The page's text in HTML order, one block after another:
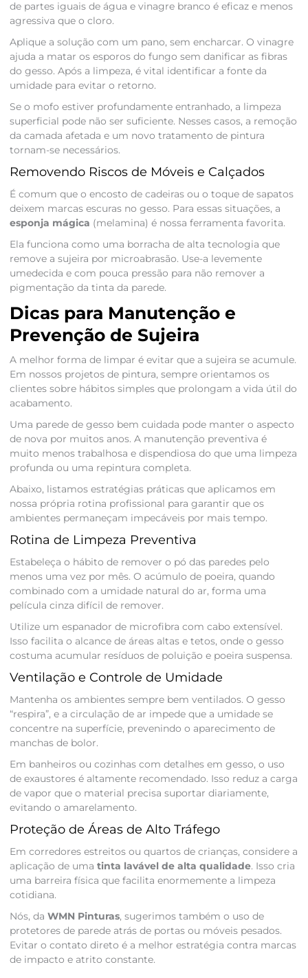
de partes iguais de água e vinagre branco é eficaz e menos
agressiva que o cloro.
Aplique a solução com um pano, sem encharcar. O vinagre
ajuda a matar os esporos do fungo sem danificar as fibras
do gesso. Após a limpeza, é vital identificar a fonte da
umidade para evitar o retorno.
Se o mofo estiver profundamente entranhado, a limpeza
superficial pode não ser suficiente. Nesses casos, a remoção
da camada afetada e um novo tratamento de pintura
tornam-se necessários.
Removendo Riscos de Móveis e Calçados
É comum que o encosto de cadeiras ou o toque de sapatos
deixem marcas escuras no gesso. Para essas situações, a
esponja mágica (melamina) é nossa ferramenta favorita.
Ela funciona como uma borracha de alta tecnologia que
remove a sujeira por microabrasão. Use-a levemente
umedecida e com pouca pressão para não remover a
pigmentação da tinta da parede.
Dicas para Manutenção e
Prevenção de Sujeira
A melhor forma de limpar é evitar que a sujeira se acumule.
Em nossos projetos de pintura, sempre orientamos os
clientes sobre hábitos simples que prolongam a vida útil do
acabamento.
Uma parede de gesso bem cuidada pode manter o aspecto
de nova por muitos anos. A manutenção preventiva é
muito menos trabalhosa e dispendiosa do que uma limpeza
profunda ou uma repintura completa.
Abaixo, listamos estratégias práticas que aplicamos em
nossa própria rotina profissional para garantir que os
ambientes permaneçam impecáveis por mais tempo.
Rotina de Limpeza Preventiva
Estabeleça o hábito de remover o pó das paredes pelo
menos uma vez por mês. O acúmulo de poeira, quando
combinado com a umidade natural do ar, forma uma
película cinza difícil de remover.
Utilize um espanador de microfibra com cabo extensível.
Isso facilita o alcance de áreas altas e tetos, onde o gesso
costuma acumular resíduos de poluição e poeira suspensa.
Ventilação e Controle de Umidade
Mantenha os ambientes sempre bem ventilados. O gesso
“respira”, e a circulação de ar impede que a umidade se
concentre na superfície, prevenindo o aparecimento de
manchas de bolor.
Em banheiros ou cozinhas com detalhes em gesso, o uso
de exaustores é altamente recomendado. Isso reduz a carga
de vapor que o material precisa suportar diariamente,
evitando o amarelamento.
Proteção de Áreas de Alto Tráfego
Em corredores estreitos ou quartos de crianças, considere a
aplicação de uma tinta lavável de alta qualidade. Isso cria
uma barreira física que facilita enormemente a limpeza
cotidiana.
Nós, da WMN Pinturas, sugerimos também o uso de
protetores de parede atrás de portas ou móveis pesados.
Evitar o contato direto é a melhor estratégia contra marcas
de impacto e atrito constante.